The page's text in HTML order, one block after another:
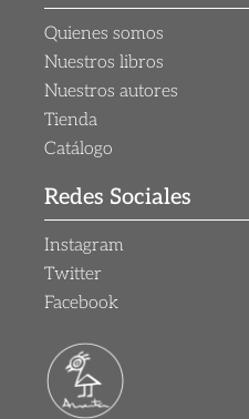
Quienes somos
Nuestros libros
Nuestros autores
Tienda
Catálogo
Redes Sociales
Instagram
Twitter
Facebook